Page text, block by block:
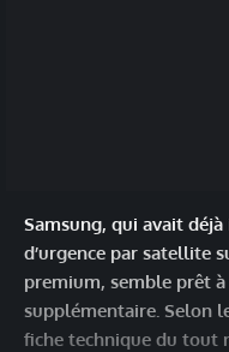
Samsung, qui avait
d’urgence par satellite
premium, semble prêt
supplémentaire. Selon
fiche technique du tout